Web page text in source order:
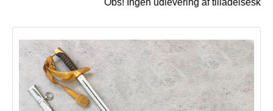
Obs! Ingen udlevering af